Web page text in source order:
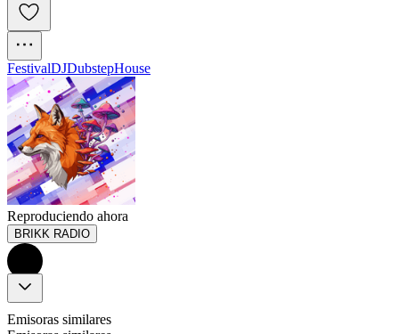
FestivalDJDubstepHouse
Reproduciendo ahora
BRIKK RADIO
Emisoras similares